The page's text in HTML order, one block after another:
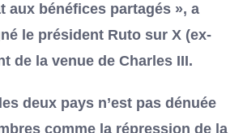
aux bénéfices partagés », a
le président Ruto sur X (ex-
de la venue de Charles III.
deux pays n’est pas dénuée
comme la répression de la